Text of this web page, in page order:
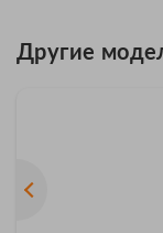
Другие